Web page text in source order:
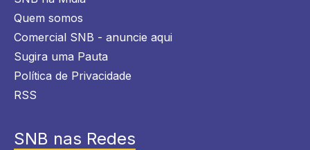
Quem somos
Comercial SNB - anuncie aqui
Sugira uma Pauta
Política de Privacidade
RSS
SNB nas Redes